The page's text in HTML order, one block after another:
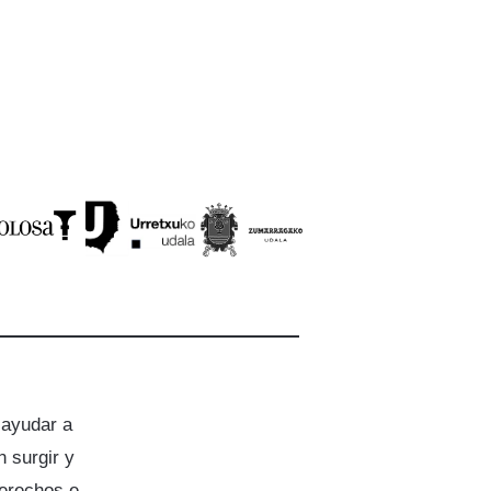
a
surgir y